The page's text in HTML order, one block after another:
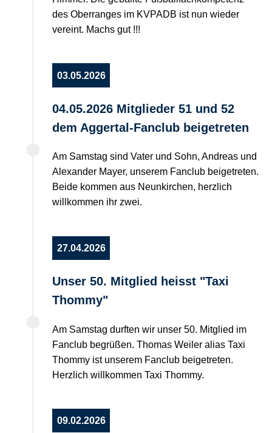
des Oberranges im KVPADB ist nun wieder
vereint. Machs gut !!!
03.05.2026
04.05.2026 Mitglieder 51 und 52
dem Aggertal-Fanclub beigetreten
Am Samstag sind Vater und Sohn, Andreas und
Alexander Mayer, unserem Fanclub beigetreten.
Beide kommen aus Neunkirchen, herzlich
willkommen ihr zwei.
27.04.2026
Unser 50. Mitglied heisst "Taxi
Thommy"
Am Samstag durften wir unser 50. Mitglied im
Fanclub begrüßen. Thomas Weiler alias Taxi
Thommy ist unserem Fanclub beigetreten.
Herzlich willkommen Taxi Thommy.
09.02.2026